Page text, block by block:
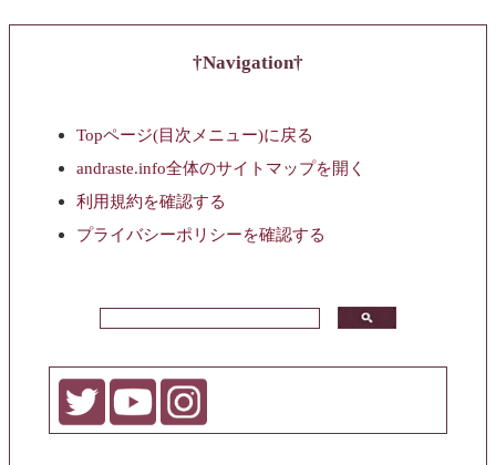
Navigation
Topページ(目次メニュー)に戻る
andraste.info全体のサイトマップを開く
利用規約を確認する
プライバシーポリシーを確認する